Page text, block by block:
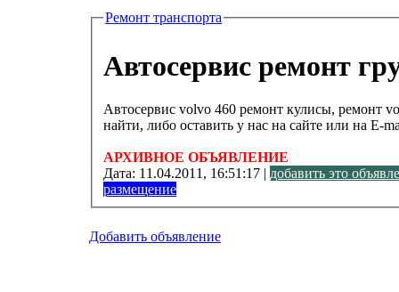
Ремонт транспорта
Автосервис ремонт
Автосервис volvo 460 ремонт кулисы, ремонт
найти, либо оставить у нас на сайте или на E-
АРХИВНОЕ ОБЪЯВЛЕНИЕ
Дата: 11.04.2011, 16:51:17 | добавить это
размещение
Добавить объявление